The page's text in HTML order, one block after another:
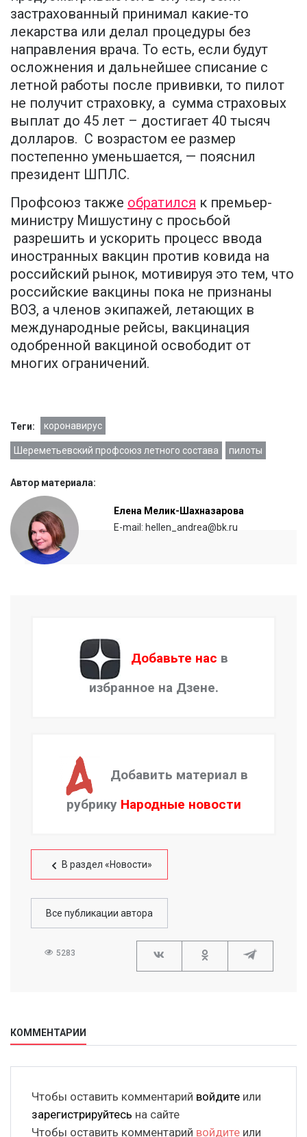
застрахованный принимал какие-то
лекарства или делал процедуры без
направления врача. То есть, если будут
осложнения и дальнейшее списание с
летной работы после прививки, то пилот
не получит страховку, а сумма страховых
выплат до 45 лет – достигает 40 тысяч
долларов. С возрастом ее размер
постепенно уменьшается, — пояснил
президент ШПЛС.
Профсоюз также обратился к премьер-
министру Мишустину с просьбой
разрешить и ускорить процесс ввода
иностранных вакцин против ковида на
российский рынок, мотивируя это тем, что
российские вакцины пока не признаны
ВОЗ, а членов экипажей, летающих в
международные рейсы, вакцинация
одобренной вакциной освободит от
многих ограничений.
Теги: коронавирус
Шереметьевский профсоюз летного состава пилоты
Автор материала:
Елена Мелик-Шахназарова
E-mail: hellen_andrea@bk.ru
Добавьте нас в
избранное на Дзене.
Добавить материал в
рубрику Народные новости
В раздел «Новости»
Все публикации автора
5283
КОММЕНТАРИИ
Чтобы оставить комментарий войдите или
зарегистрируйтесь на сайте
Чтобы оставить комментарий войдите или